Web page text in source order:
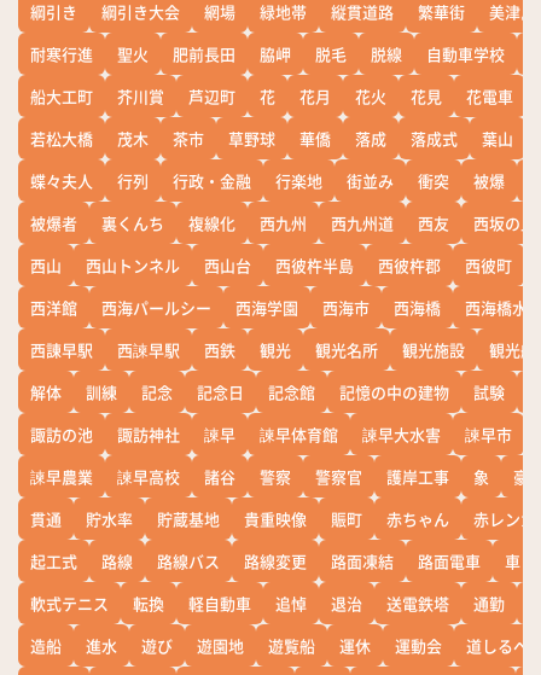
綱引き
綱引き大会 網場 緑地帯 縦貫道路 繁華街
美津島
耐寒行進
聖火 肥前長田 脇岬 脱毛 脱線 自動車学校
船大工町
芥川賞 芦辺町 花 花月 花火 花見 花電車
若松大橋
茂木 茶市 草野球 華僑 落成 落成式 葉山
蝶々夫人
行列 行政・金融 行楽地 街並み 衝突 被爆
被爆者
裏くんち 複線化 西九州 西九州道 西友
西坂の丘
西山
西山トンネル 西山台 西彼杵半島 西彼杵郡 西彼町
西洋館
西海パールシー 西海学園 西海市 西海橋
西海橋水
西諌早駅
西諫早駅 西鉄 観光 観光名所 観光施設
観光船
解体
訓練 記念 記念日 記念館 記憶の中の建物 試験
諏訪の池
諏訪神社 諫早 諫早体育館 諫早大水害 諫早市
諫早農業
諫早高校 諸谷 警察 警察官 護岸工事 象
豪
貫通
貯水率 貯蔵基地 貴重映像 賑町 赤ちゃん
赤レンガ
起工式
路線 路線バス 路線変更 路面凍結 路面電車
車
軟式テニス
転換 軽自動車 追悼 退治 送電鉄塔 通勤
造船
進水 遊び 遊園地 遊覧船 運休 運動会
道しるべ